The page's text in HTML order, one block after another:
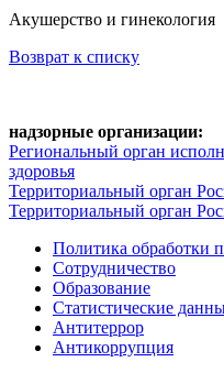
Акушерство и гинекология
Возврат к списку
надзорные организации:
Региональный орган
здоровья
Территориальный орган
Территориальный орган
Политика обработки
Сотрудничество
Образование
Статистические
Антитеррор
Антикоррупция